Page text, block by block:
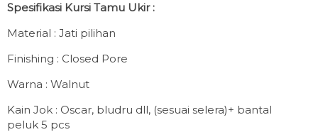
Spesifikasi Kursi Tamu Ukir :
Material : Jati pilihan
Finishing : Closed Pore
Warna : Walnut
Kain Jok : Oscar, bludru dll, (sesuai selera)+ bantal
peluk 5 pcs